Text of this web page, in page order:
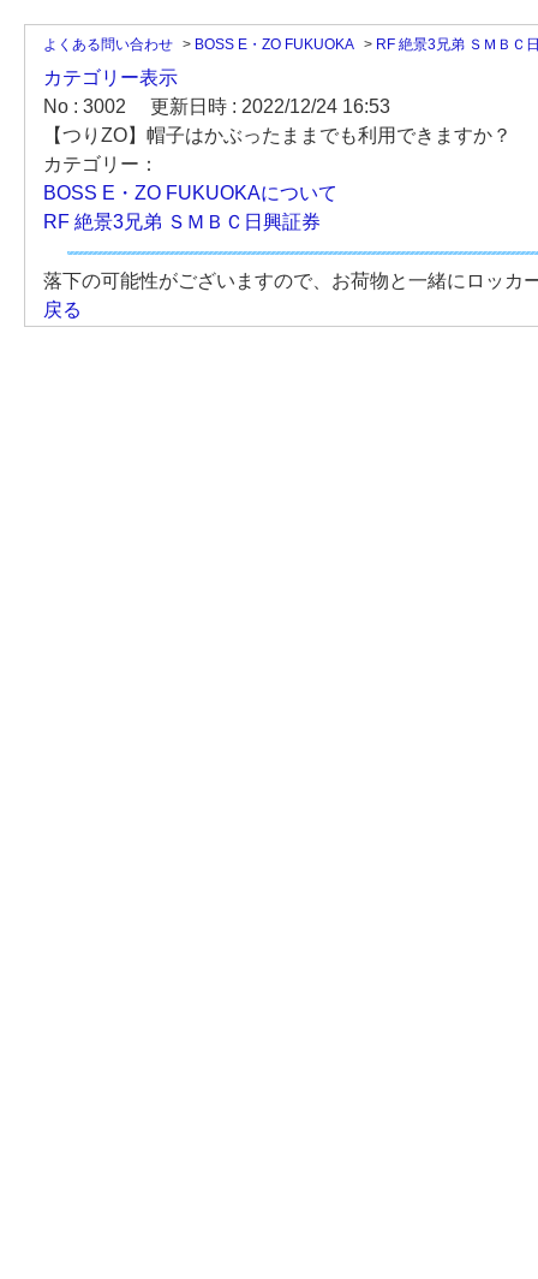
よくある問い合わせ > BOSS E・ZO FUKUOKA > RF 絶景3兄弟 ＳＭＢＣ
カテゴリー表示
No : 3002
更新日時 : 2022/12/24 16:53
【つりZO】帽子はかぶったままでも利用できますか？
カテゴリー：
BOSS E・ZO FUKUOKAについて
RF 絶景3兄弟 ＳＭＢＣ日興証券
落下の可能性がございますので、お荷物と一緒にロッカ
戻る